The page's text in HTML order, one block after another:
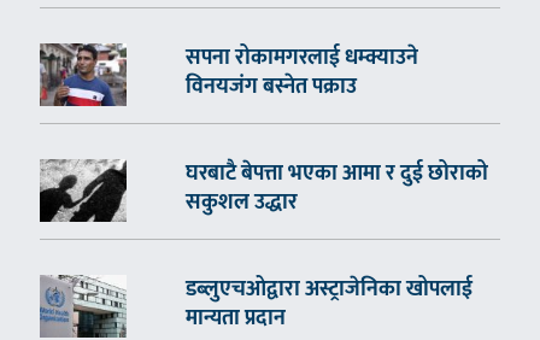
सपना रोकामगरलाई धम्क्याउने
विनयजंग बस्नेत पक्राउ
घरबाटै बेपत्ता भएका आमा र दुई छोराको
सकुशल उद्धार
डब्लुएचओद्वारा अस्ट्राजेनिका खोपलाई
मान्यता प्रदान